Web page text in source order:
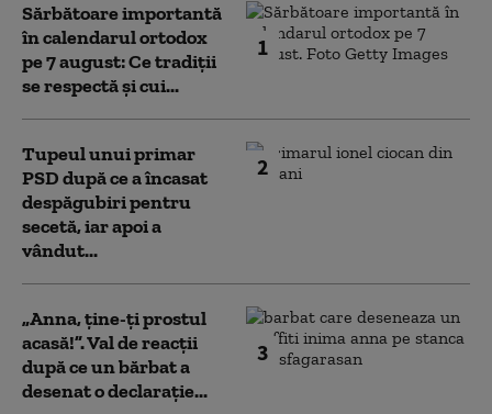
1
Sărbătoare importantă
în calendarul ortodox
pe 7 august: Ce tradiții
se respectă și cui...
2
Tupeul unui primar
PSD după ce a încasat
despăgubiri pentru
secetă, iar apoi a
vândut...
3
„Anna, ţine-ţi prostul
acasă!”. Val de reacții
după ce un bărbat a
desenat o declarație...